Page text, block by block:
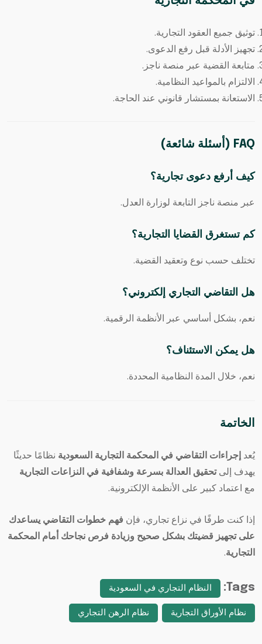
توثيق جميع العقود التجارية.
تجهيز الأدلة قبل رفع الدعوى.
متابعة القضية عبر منصة ناجز.
الالتزام بالمواعيد النظامية.
الاستعانة بمستشار قانوني عند الحاجة.
FAQ (أسئلة شائعة)
كيف أرفع دعوى تجارية؟
عبر منصة ناجز التابعة لوزارة العدل.
كم تستغرق القضايا التجارية؟
تختلف حسب نوع وتعقيد القضية.
هل التقاضي التجاري إلكتروني؟
نعم، بشكل أساسي عبر الأنظمة الرقمية.
هل يمكن الاستئناف؟
نعم، خلال المدة النظامية المحددة.
الخاتمة
يُعد إجراءات التقاضي في المحكمة التجارية السعودية نظامًا حديثًا
يهدف إلىتحقيق العدالة بسرعة وشفافية في النزاعات التجارية
مع اعتماد كبير على الأنظمة الإلكترونية.
إذا كنت طرفًا في نزاع تجاري، فإن فهم خطوات التقاضي يساعدك
على تجهيز قضيتك بشكل صحيح وزيادة فرص نجاحك أمام المحكمة
التجارية.
Tags: النظام التجاري في السعودية
نظام الأوراق التجارية نظام الرهن التجاري